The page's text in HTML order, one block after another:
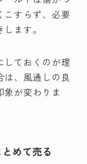
こすらず、必要
ます。
しておくのが理
は、風通しの良
象が変わりま
めて売る